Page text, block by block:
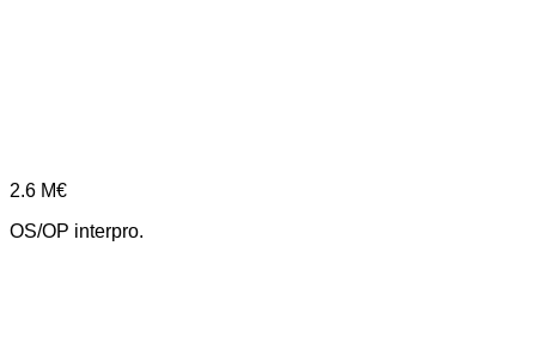
2.6 M€
OS/OP interpro.